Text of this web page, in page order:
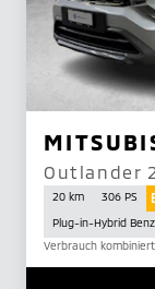
Outlander
20 km 306 PS
Plug-in-Hybrid
Verbrauch